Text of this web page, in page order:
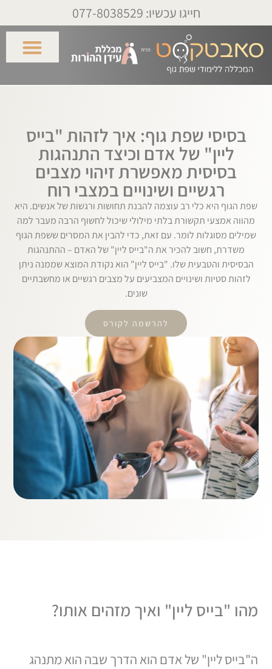
חייגו עכשיו: 077-8038529
בסיסי שפת גוף: איך לזהות "בייס
ליין" של אדם וכיצד התנהגות
בסיסית מאפשרת זיהוי מצבים
רגשיים ושינויים במצבי רוח
שפת הגוף היא כלי רב עוצמה להבנת תחושות ורגשות של אנשים. היא
מהווה אמצעי תקשורת בלתי מילולי שיכול לחשוף הרבה מעבר למה
שמילים מסוגלות לומר. עם זאת, כדי להבין את המסרים ששפת הגוף
משדרת, חשוב להכיר את ה"בייס ליין" של האדם – ההתנהגות
הבסיסית והטבעית שלו. "בייס ליין" הוא נקודת המוצא שממנה ניתן
לזהות סטיות ושינויים המצביעים על מצבים רגשיים או מחשבתיים
שונים.
להרשמה לקורס
מהו "בייס ליין" ואיך מזהים אותו?
ה"בייס ליין" של אדם הוא הדרך שבה הוא מתנהג